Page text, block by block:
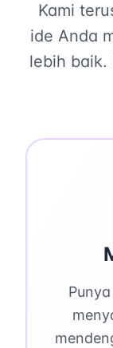
Kami
ide Anda
lebih baik.